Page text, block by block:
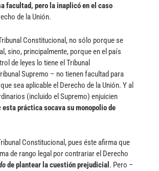
facultad, pero la inaplicó en el caso
de la Unión.
Constitucional, no sólo porque se
sino, principalmente, porque en el país
de leyes lo tiene el Tribunal
Supremo – no tienen facultad para
sea aplicable el Derecho de la Unión. Y al
(incluido el Supremo) enjuicien
esta práctica socava su monopolio de
Constitucional, pues éste afirma que
de rango legal por contrariar el Derecho
de plantear la cuestión prejudicial . Pero –